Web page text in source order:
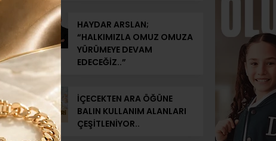
HAYDAR ARSLAN;
“HALKIMIZLA OMUZ OMUZA
YÜRÜMEYE DEVAM
EDECEĞİZ..”
İÇECEKTEN ARA ÖĞÜNE
BALIN KULLANIM ALANLARI
ÇEŞİTLENİYOR..